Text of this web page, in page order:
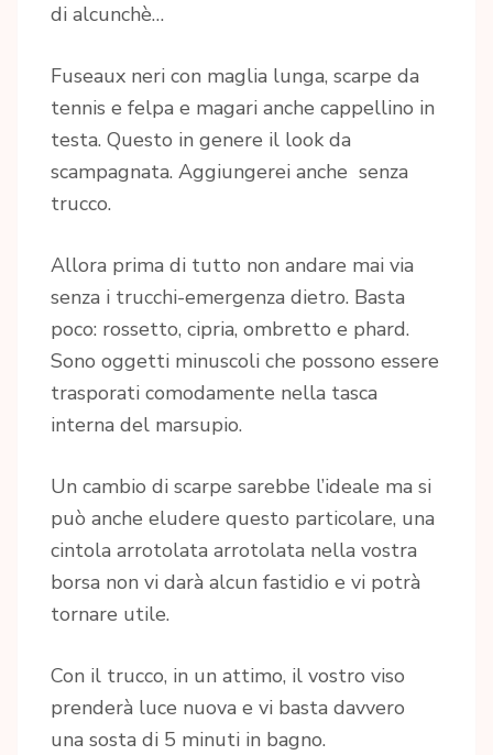
di alcunchè…
Fuseaux neri con maglia lunga, scarpe da
tennis e felpa e magari anche cappellino in
testa. Questo in genere il look da
scampagnata. Aggiungerei anche senza
trucco.
Allora prima di tutto non andare mai via
senza i trucchi-emergenza dietro. Basta
poco: rossetto, cipria, ombretto e phard.
Sono oggetti minuscoli che possono essere
trasporati comodamente nella tasca
interna del marsupio.
Un cambio di scarpe sarebbe l’ideale ma si
può anche eludere questo particolare, una
cintola arrotolata arrotolata nella vostra
borsa non vi darà alcun fastidio e vi potrà
tornare utile.
Con il trucco, in un attimo, il vostro viso
prenderà luce nuova e vi basta davvero
una sosta di 5 minuti in bagno.